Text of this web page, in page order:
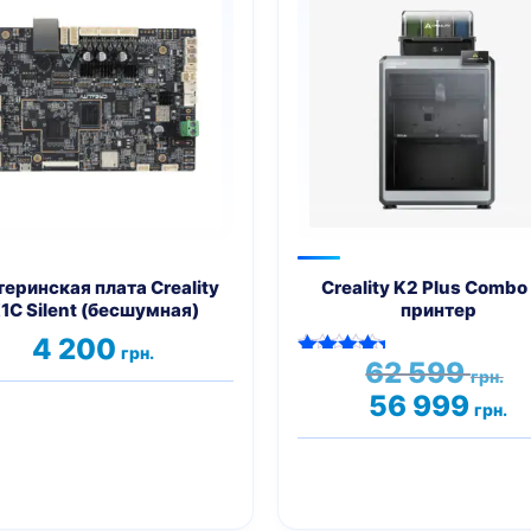
плата Creality
Silent (бесшумная)
4 200грн.
Creality K2 Plus Combo
принтер
Оценка62 599грн.
56 999грн.